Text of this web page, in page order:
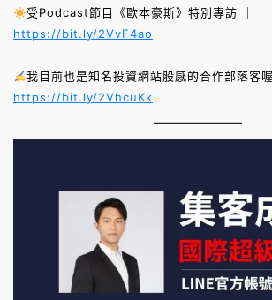
受Podcast節目《歐本豪斯》特別專訪 ｜
https://bit.ly/2VvF4ao
我目前也是知名投資網站股感的合作部落客喔
https://bit.ly/2VhcuKk